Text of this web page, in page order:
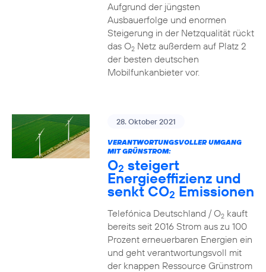
Aufgrund der jüngsten
Ausbauerfolge und enormen
Steigerung in der Netzqualität rückt
das O2Netz außerdem auf Platz 2
der besten deutschen
Mobilfunkanbieter vor.
28. Oktober 2021
VERANTWORTUNGSVOLLER UMGANG
MIT GRÜNSTROM:
O2 steigert
Energieeffizienz und
senkt CO2 Emissionen
Telefónica Deutschland / O2kauft
bereits seit 2016 Strom aus zu 100
Prozent erneuerbaren Energien ein
und geht verantwortungsvoll mit
der knappen Ressource Grünstrom